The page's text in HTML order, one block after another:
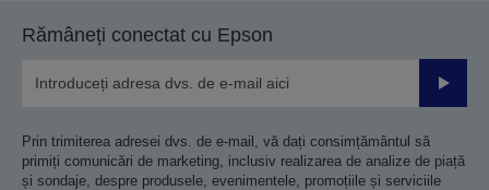
Rămâneți conectat cu Epson
Prin trimiterea adresei dvs. de e-mail, vă dați consimțământul să
primiți comunicări de marketing, inclusiv realizarea de analize de piață
și sondaje, despre produsele, evenimentele, promoțiile și serviciile